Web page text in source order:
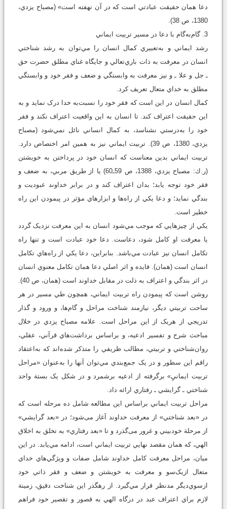
دعا همان حقيقت عبادتي است که در آن نهفته است» (مصباح يزدي،
1380، ص 38).
3. گام‌به‌گام با دعا در مسير تربيت ايماني
رشد ايماني و به‌تعبيري کمال انسان را مي‌توان به رشد شناختي
انسان در معرفت به ذات باري‌تعالي و جايگاه غناي مطلق حضرت حق
ـ جل و علا ـ و نیز معرفت به وابستگي و ضعف و فقر خود و وابستگي
مطلق به خداي متعال تعريف کرد.
کمال انسان در اين است که فقر خود را نسبت‌به خدا درک نمايد و به
اين حقيقت اعتراف کند. تا انسان به اين واقعيت اعتراف نکند و فقر
خود را به‌درستي نشناسد، به کمال انساني نائل نمي‌شود (مصباح
يزدي، 1380، ص 39). تربيت ايماني نيز به همين امر اختصاص دارد.
تربيت ايماني بدين معناست که انسان خود در پرداختن به خویشتن
(ر.ك: مصباح يزدي، 1388، ص 59ـ60) يا از طريق مربي، به ضعف و
فقر خود توجه یابد؛ بدان اعتراف کند و در برابر خداوند عبوديت و
بندگي نماید؛ و دعا يکي از راه‌ها و ابزارهاي مؤثر در پيمودن اين راه
خطير است.
يکي از چيزهايي که موجب مي‌شود انسان به اين معرفت نزديک گردد
يا معرفت او کامل شود، دعاست. دعا خود عبادت است و تنها راه
تکامل انسان نيز عبادت مي‌باشد. بنابراين، دعا يکي از راه‌هاي تکامل
انسان است (همان). فايده و اثر اصلي دعا همان تکامل معنوي انسان
در اثر بندگي و اعتراف به ذلت در مقابل خداوند است (همان، ص 40).
روشن است که پيمودن راه تربيت ايماني، همچون طي مسير در هر
ساحت تربيتي ديگر، نيازمند شناخت مراحل و گام‌ها، و ورود و گذار
تدريجي از هريک از اين مراحل است. علامه مصباح يزدي در خلال
مباحث شرح و تفسير ادعيه، و براساس برداشت‌هاي قرآني، عقلي،
روان‌شناختي و تربيتي، مطالب ظريفي را متذکر شده‌اند که به‌اعتقاد
راقم اين سطور و در يک جمع‌‌بندي مي‌توان آنها را به‌عنوان «مراحل
تربيت ايمانيِ» برگرفته از ادعيه برشمرد و در شکل يک بستة واحد
شناختي ـ گرايشي ـ رفتاري ارائه داد.
مراحل تربيت ايماني براساس اين مطالعه شامل ده مرحله است که
در «بعد شناختي» از معرفت خداوند آغاز می‌شود؛ در «بعد گرايشي»
از مرحلة خودبيني و غرور می‌گذرد و تا «بعد رفتاري» به تخلق به اخلاق
الهي، که همان مقصد نهايي تربيت ايماني است، ادامه مي‌يابد. در اين
میان، مراحل معرفت کامل خداوند شامل صفات و ويژگي‌هاي خداي
متعال ازيک‌سو و معرفت به خويشتن و ضعف و فقر ذاتي خود
ازسوي‌ديگر مدنظر قرار مي‌گيرد. از رهگذر اين شناخت دقيق، زمينة
لازم براي اعتراف عبد در درگاه الهي به قصور و تقصير خود فراهم